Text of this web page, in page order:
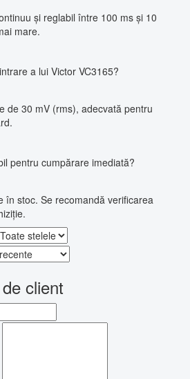
și reglabil între 100 ms și 10
mare.
a lui Victor VC3165?
de 30 mV (rms), adecvată pentru
pentru cumpărare imediată?
în stoc. Se recomandă verificarea
client